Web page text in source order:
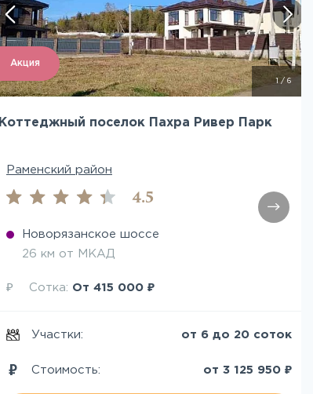
Акция
1/ 6
Коттеджный поселок Пахра Ривер Парк
Раменский район
4.5
Новорязанское шоссе
26 км от МКАД
₽ Сотка: От 415 000 ₽
Участки: от 6 до 20 соток
Стоимость: от 3 125 950 ₽
Посмотреть все фото